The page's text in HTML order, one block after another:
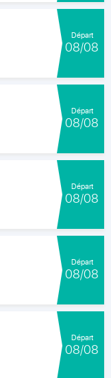
Départ
08/08
Départ
08/08
Départ
08/08
Départ
08/08
Départ
08/08